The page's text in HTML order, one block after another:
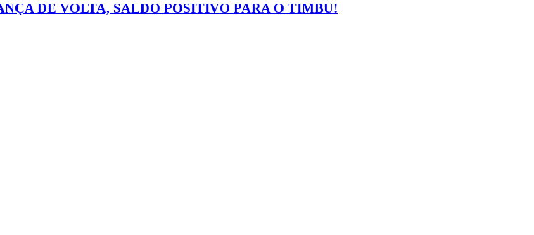
DE VOLTA, SALDO POSITIVO PARA O TIMBU!